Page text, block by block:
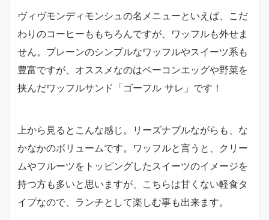
ヴィヴモンディモンシュの名メニューといえば、こだ
わりのコーヒーももちろんですが、ワッフルも外せま
せん。プレーンのシンプルなワッフルやスイーツ系も
豊富ですが、オススメなのはベーコンエッグや野菜を
挟んだワッフルサンド「ゴーフル サレ」です！
上から見るとこんな感じ。リーズナブルながらも、な
かなかのボリュームです。ワッフルと言うと、クリー
ムやフルーツをトッピングしたスイーツのイメージを
持つ方も多いと思いますが、こちらは甘くない軽食タ
イプなので、ランチとして楽しむ事も出来ます。